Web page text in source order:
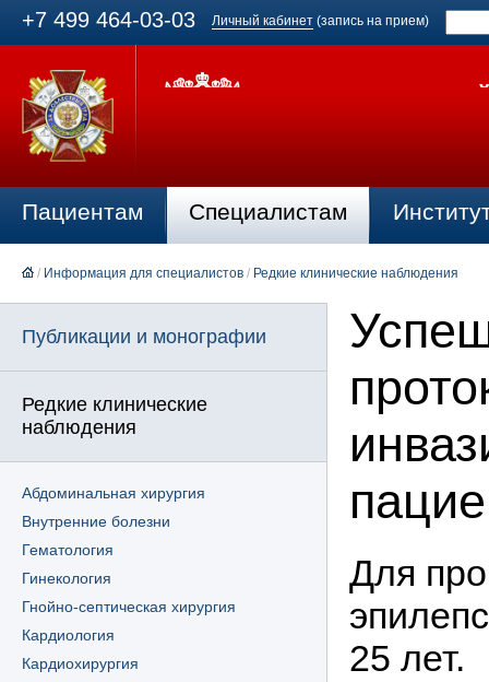
+7 499 464-03-03 Личный кабинет (запись на прием)
Пациентам Специалистам
/ Информация для специалистов / Редкие клинические наблюдения
Публикации и монографии
Редкие клинические
наблюдения
Абдоминальная хирургия
Внутренние болезни
Гематология
Гинекология
Гнойно-септическая хирургия
Кардиология
Кардиохирургия
Для
25 лет.